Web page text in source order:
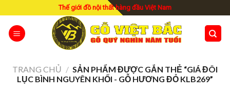
to
content
Thế giới đồ nội thất hàng đầu Việt Nam
TRANG CHỦ / SẢN PHẨM ĐƯỢC GẮN THẺ “GIÁ ĐÔI
LỤC BÌNH NGUYÊN KHỐI - GỖ HƯƠNG ĐỎ KLB269”